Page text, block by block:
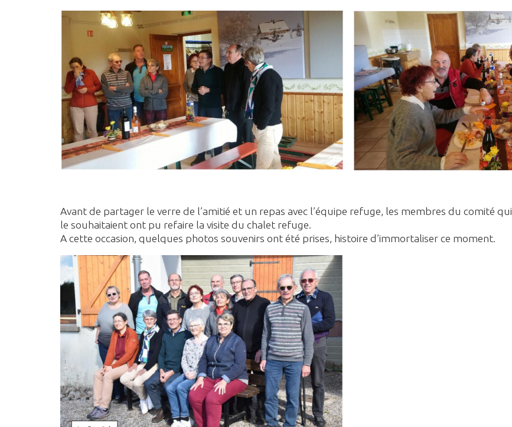
Avant de partager le verre de l’amitié et un repas avec l’équipe refuge, les membres du comité qui
le souhaitaient ont pu refaire la visite du chalet refuge.
A cette occasion, quelques photos souvenirs ont été prises, histoire d’immortaliser ce moment.